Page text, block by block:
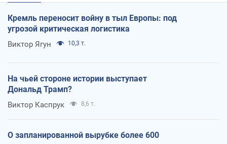
Кремль переносит войну в тыл Европы: под
угрозой критическая логистика
Виктор Ягун 10,3 т.
На чьей стороне истории выступает
Дональд Трамп?
Виктор Каспрук 8,6 т.
О запланированной вырубке более 600